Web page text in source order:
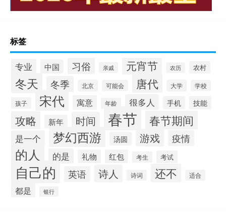
标签
专业 中国 习俗 亲戚 元宵节 农历 农村
冬天 冬季 北京 可能会 唐代 大学 学校
孩子 宋代 寓意 年龄 很多人 手机 技能
攻略 新年 时间 春节 春节期间
是一个 梦幻西游 汤圆 游戏 疫情
的人 的是 礼物 红包 考生 考试
自己的 英语 诗人 诗词 还不 适合
都是 银行